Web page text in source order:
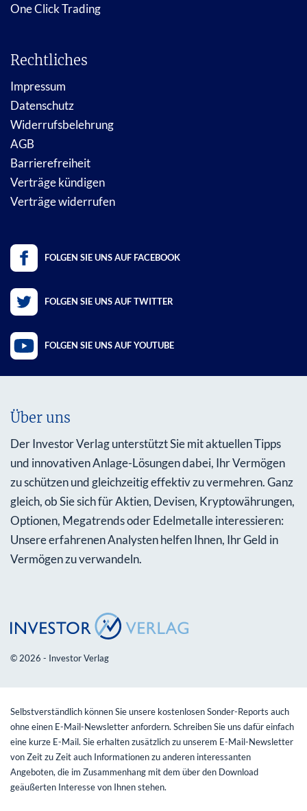
One Click Trading
Rechtliches
Impressum
Datenschutz
Widerrufsbelehrung
AGB
Barrierefreiheit
Verträge kündigen
Verträge widerrufen
FOLGEN SIE UNS AUF FACEBOOK
FOLGEN SIE UNS AUF TWITTER
FOLGEN SIE UNS AUF YOUTUBE
Über uns
Der Investor Verlag unterstützt Sie mit aktuellen Tipps
und innovativen Anlage-Lösungen dabei, Ihr Vermögen
zu schützen und gleichzeitig effektiv zu vermehren. Ganz
gleich, ob Sie sich für Aktien, Devisen, Kryptowährungen,
Optionen, Megatrends oder Edelmetalle interessieren:
Unsere erfahrenen Analysten helfen Ihnen, Ihr Geld in
Vermögen zu verwandeln.
© 2026 - Investor Verlag
Selbstverständlich können Sie unsere kostenlosen Sonder-Reports auch
ohne einen E-Mail-Newsletter anfordern. Schreiben Sie uns dafür einfach
eine kurze E-Mail. Sie erhalten zusätzlich zu unserem E-Mail-Newsletter
von Zeit zu Zeit auch Informationen zu anderen interessanten
Angeboten, die im Zusammenhang mit dem über den Download
geäußerten Interesse von Ihnen stehen.